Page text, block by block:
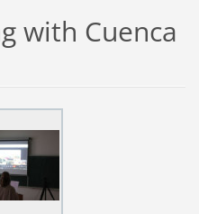
with Cuenca